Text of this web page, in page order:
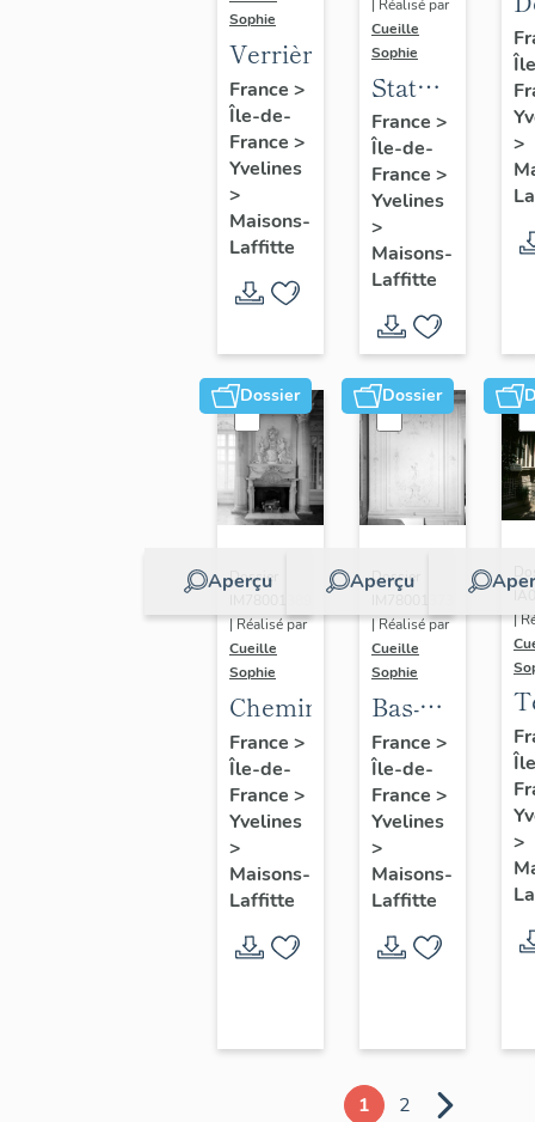
Sophie
Verrière
France >
Île-de-
France >
Yvelines
>
Maisons-
Laffitte
| Réalisé par
Cueille
Sophie
Statue
:
Renaud
France >
Île-de-
France >
Yvelines
>
Maisons-
Laffitte
>
Dossier
Aperçu
Dossier
| Réalisé par
Cueille
Sophie
Cheminée
France >
Île-de-
France >
Yvelines
>
Maisons-
Laffitte
Dossier
Aperçu
Dossier
| Réalisé par
Cueille
Sophie
Bas-
relief
(décor
intérieur)
France >
Île-de-
France >
Yvelines
>
Maisons-
Laffitte
|
>
1 2